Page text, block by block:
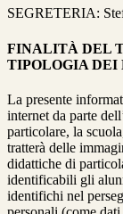
SEGRETERIA:
FINALITÀ DEL
TIPOLOGIA DEI
La presente
internet da parte
particolare, la
tratterà delle
didattiche di
identificabili gli
identifichi nel